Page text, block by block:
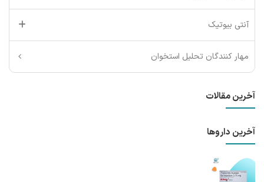
آنتی بیوتیک
مهار کنندگان تحلیل استخوان
آخرین مقالات
آخرین داروها